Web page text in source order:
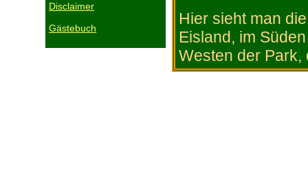
Disclaimer
Gästebuch
Hier sieht man
Eisland, im
Westen der Park,